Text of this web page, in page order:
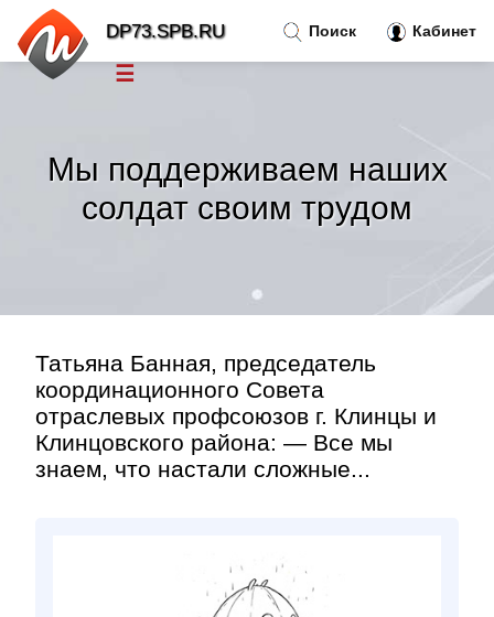
Мы поддерживаем наших
солдат своим трудом
Татьяна Банная, председатель
координационного Совета
отраслевых профсоюзов г. Клинцы и
Клинцовского района: — Все мы
знаем, что настали сложные...
Поиск Кабинет
DP73.SPB.RU
☰
Тренды новостей »
Правила»
Контакт»